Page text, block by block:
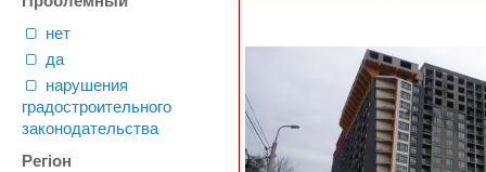
нет
да
нарушения
градостроительного
законодательства
Регіон